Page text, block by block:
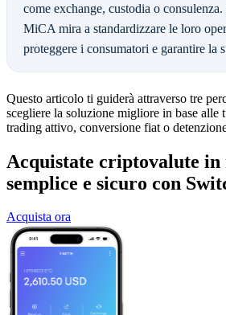
come exchange, custodia o
MiCA mira a standardizzare le loro
proteggere i consumatori e garantire la
Questo articolo ti guiderà attraverso tre
scegliere la soluzione migliore in base alle
trading attivo, conversione fiat o
Acquistate criptovalute in
semplice e sicuro con
Acquista ora